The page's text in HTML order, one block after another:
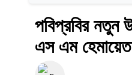
পবিপ্রবির নতুন
এস এম হেমায়েত